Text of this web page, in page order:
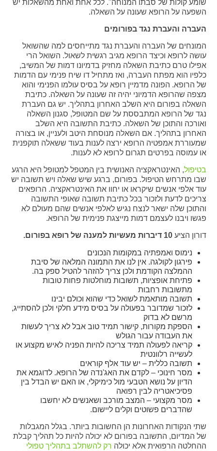
שומע קולות של סבתו המנוחה". לכל אחת ואחת מהשאלות יש
השפעה על הרופא שעונה על השאלה.
העברה והעברת נגד בפורומים
המונחים של העברה והעברת נגד מתייחסים למה שהשואל
עושה לרופא וכיצד הרופא מגיב רגשית לשאול. השואל הרי
אפילו טרם כתיבת השאלה מחזיק בדמיונו דמות של המשיב,
כלפיו הוא מפתח העברה, ואז מתחיל דו שיח פנימי עם הדמות
של הרופא. הפונה מדמיין רופא על בסיס עולמו הפנימי והוא
מצפה שהרופא הדמיוני יהיה זה שעונה על השאלה. כתיבת
השאלה בפורום היא השלב האחרון בתהליך. יש גם העברת
נגד של הרופא המתבססת על שם המטופל, סגנון השאלה
ואורכה והתוכן של השאלה. כתיבת התשובה היא השלב
האחרון בתהליך. אם השאלה מנוסחת היטב ולעניין, או בצורה
שמעוררת אמפטיה הרופא ירצה לענות בעוד ששאלה תוקפנית
או עמוסה בפרטים תגרום לרופא לא לענות.
בטיפול, האינטראקציה האנושית בין המטפל למטופל היא הרגע
שבו מתרחש הטיפול. בפורום, ברגע שיש שאלה ויש תשובה יש
עוד אלפי אנשים שיקראו או יחוו את האינטראקציה. הרופאים
צריכים לדעת ולזכור בכל כתיבת תשובה שאופי התשובה
והתוכן שלה ישאר לנצח נגיש לאלפי אנשים שהם מעולם לא
פגשו ויבנו לעצמם דמות מייצגת פנימית של הרופא.
דורון הציע10 דיברות מעשיות למענה של רופא בפורום.
נימוס ואמפתיה במקומות הנכונים
פירגון לקולגה. אין לנו את התמונה המלאה של סיבת
ההמלצה הקודמת ולכן צריך להזהר להטיל ספק בה.
פתיחת אופציות, תשובות מוחלטות פחות טובות
מתשובות רחבות
תשובה מותאמת לשואל כדי שהוא וכולם יבינו
לזכור שמדובר בפעולה על בסיס מידע חלקי ולכן להסתייג,
מרשם לא בדוק
הספקת מקורות, קישור תמיד טוב אבל לא צריך לעשות
את העבודה עבור הגולש
קריאה לפעולה תמיד צריכה להיות הפניה לאיש מקצוע או
לעשייה רלוונטית
תשובה כללית – יש עוד אלף קוראים
מסר חינוכי – לקדם את האג'נדה של הרופא. לדוגמא את
הדיון על נושא הטבעי מול כימיקלי, או האם יש הבדל בין
פסיכיאטריה לבין רפואה
מסר מקצועי – המצב מורכב ושאנשים לא יחשבו
שהדברים פשוטים וקלים ליישום.
שתי הנקודות האחרונות הן החשובות ביותר. בגלל המגבלות
של המדיום, התשובה בפורום לא יכולה להיות כל תהליך קבלת
ההחלטה הרפואית אלא יכולה רק להשתלב בתהליך טפולי